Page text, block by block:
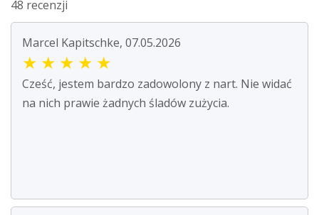
48 recenzji
Marcel Kapitschke, 07.05.2026
★ ★ ★ ★ ★
Cześć, jestem bardzo zadowolony z nart. Nie widać
na nich prawie żadnych śladów zużycia.